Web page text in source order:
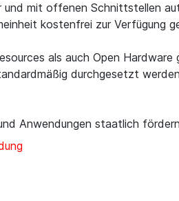
mit offenen Schnittstellen
kostenfrei zur Verfügung
als auch Open
durchgesetzt
Anwendungen staatlich